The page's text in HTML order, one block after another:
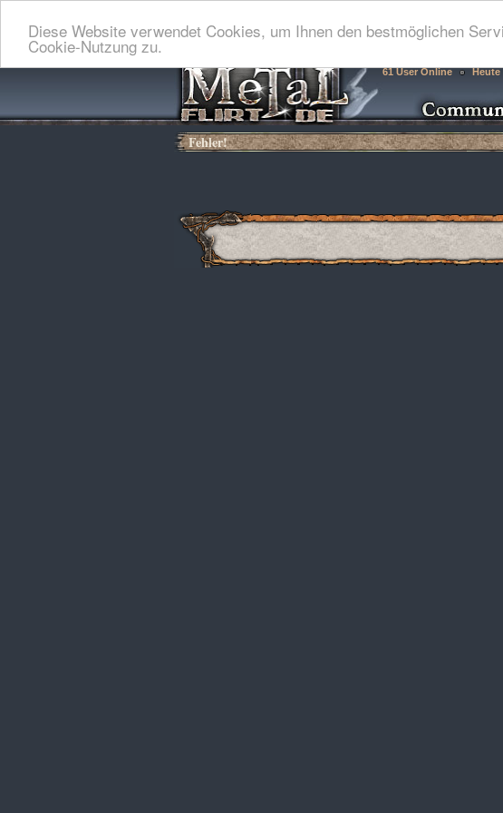
Diese Website verwendet Cookies, um Ihnen den bestmöglichen
Cookie-Nutzung zu.
61 User Online Heute
Fehler!